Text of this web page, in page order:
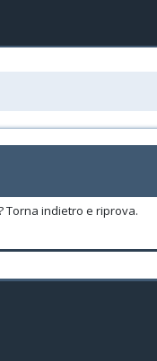
Torna indietro e riprova.